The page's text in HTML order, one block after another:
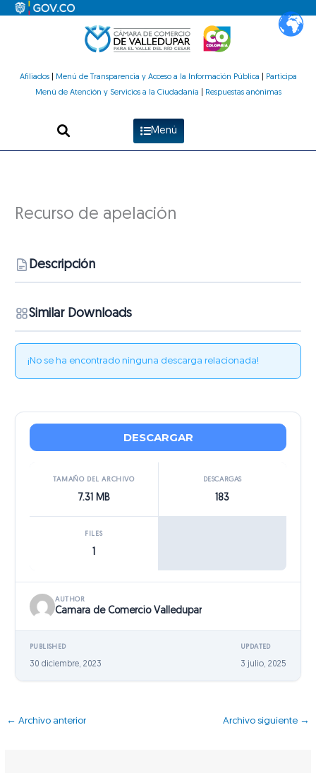
Afiliados| Menú de Transparencia y Acceso a la Información Pública
Participa
Menú de Atención y Servicios a la Ciudadanía
Respuestas anónimas
Menú
Recurso de apelación
Descripción
Similar Downloads
¡No se ha encontrado ninguna descarga relacionada!
DESCARGAR
TAMAÑO DEL ARCHIVO
7.31 MB
DESCARGAS
183
FILES
AUTHOR
Camara de Comercio Valledupar
PUBLISHED
30 diciembre, 2023
UPDATED
3 julio, 2025
← Archivo anterior Archivo siguiente →